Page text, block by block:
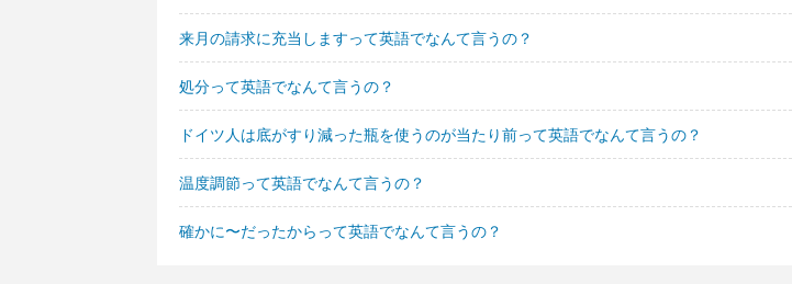
来月の請求に充当しますって英語でなんて言うの？
処分って英語でなんて言うの？
ドイツ人は底がすり減った瓶を使うのが当たり前って英語でなんて言うの？
温度調節って英語でなんて言うの？
確かに〜だったからって英語でなんて言うの？